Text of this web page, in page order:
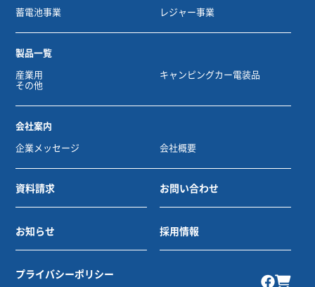
蓄電池事業
レジャー事業
製品一覧
産業用
キャンピングカー電装品
その他
会社案内
企業メッセージ
会社概要
資料請求 お問い合わせ
お知らせ 採用情報
プライバシーポリシー